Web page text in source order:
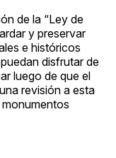
de la “Ley de
y preservar
e históricos
disfrutar de
luego de que el
revisión a esta